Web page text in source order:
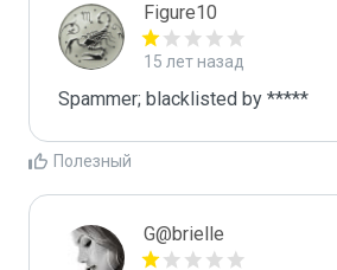
Figure10
15 лет назад
Spammer; blacklisted by *****
Полезный
G@brielle